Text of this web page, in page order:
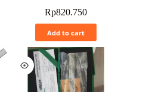
Rp820.750
Add to cart